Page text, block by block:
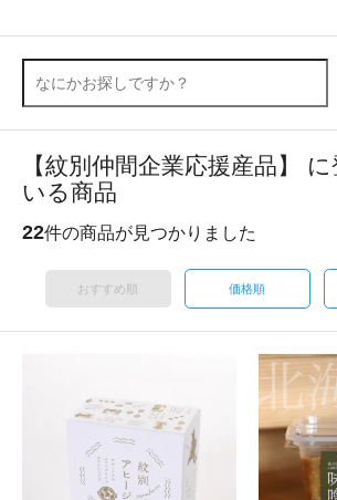
【紋別仲間企業応援産品】
いる商品
22件の商品が見つかりました
おすすめ順 価格順